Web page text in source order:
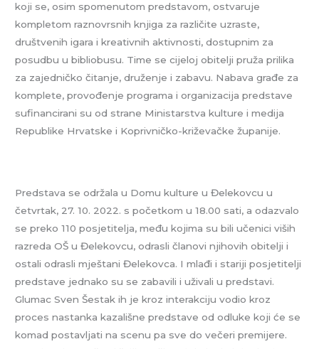
koji se, osim spomenutom predstavom, ostvaruje
kompletom raznovrsnih knjiga za različite uzraste,
društvenih igara i kreativnih aktivnosti, dostupnim za
posudbu u bibliobusu. Time se cijeloj obitelji pruža prilika
za zajedničko čitanje, druženje i zabavu. Nabava građe za
komplete, provođenje programa i organizacija predstave
sufinancirani su od strane Ministarstva kulture i medija
Republike Hrvatske i Koprivničko-križevačke županije.
Predstava se održala u Domu kulture u Đelekovcu u
četvrtak, 27. 10. 2022. s početkom u 18.00 sati, a odazvalo
se preko 110 posjetitelja, među kojima su bili učenici viših
razreda OŠ u Đelekovcu, odrasli članovi njihovih obitelji i
ostali odrasli mještani Đelekovca. I mlađi i stariji posjetitelji
predstave jednako su se zabavili i uživali u predstavi.
Glumac Sven Šestak ih je kroz interakciju vodio kroz
proces nastanka kazališne predstave od odluke koji će se
komad postavljati na scenu pa sve do večeri premijere.